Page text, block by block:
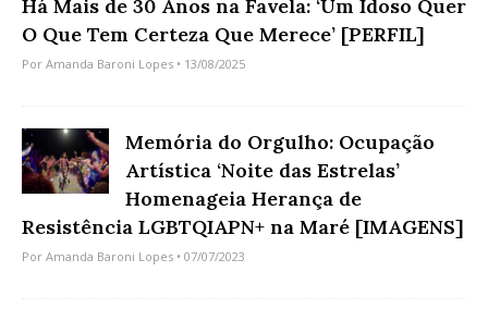
Há Mais de 30 Anos na Favela: ‘Um Idoso Quer
O Que Tem Certeza Que Merece’ [PERFIL]
Por Amanda Baroni Lopes • 13/08/2025
Memória do Orgulho: Ocupação
Artística ‘Noite das Estrelas’
Homenageia Herança de
Resistência LGBTQIAPN+ na Maré [IMAGENS]
Por Amanda Baroni Lopes • 07/07/2023